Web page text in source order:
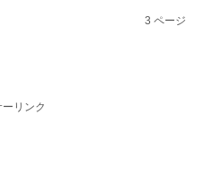
3 ページ
ーリンク